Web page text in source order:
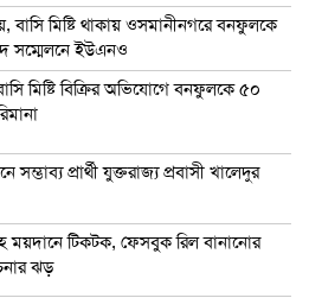
বাসি মিষ্টি থাকায় ওসমানীনগরে বনফুলকে
সম্মেলনে ইউএনও
মিষ্টি বিক্রির অভিযোগে বনফুলকে ৫০
প্রার্থী যুক্তরাজ্য প্রবাসী খালেদুর
ময়দানে টিকটক, ফেসবুক রিল বানানোর
ঝড়